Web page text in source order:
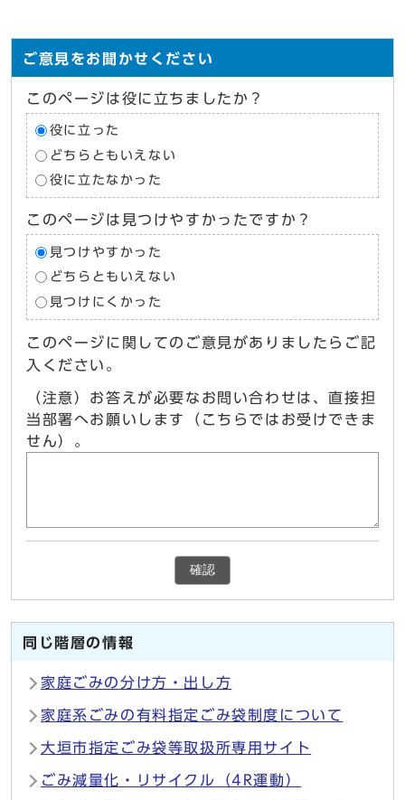
ご意見をお聞かせください
このページは役に立ちましたか？
役に立った
どちらともいえない
役に立たなかった
このページは見つけやすかったですか？
見つけやすかった
どちらともいえない
見つけにくかった
このページに関してのご意見がありましたらご記
入ください。
（注意）お答えが必要なお問い合わせは、直接担
当部署へお願いします（こちらではお受けできま
せん）。
確認
同じ階層の情報
家庭ごみの分け方・出し方
家庭系ごみの有料指定ごみ袋制度について
大垣市指定ごみ袋等取扱所専用サイト
ごみ減量化・リサイクル（4R運動）